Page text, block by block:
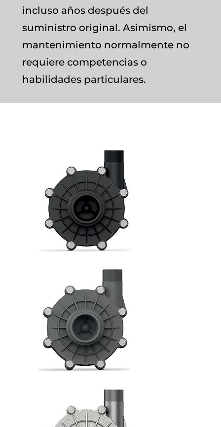
incluso años después del
suministro original. Asimismo, el
mantenimiento normalmente no
requiere competencias o
habilidades particulares.